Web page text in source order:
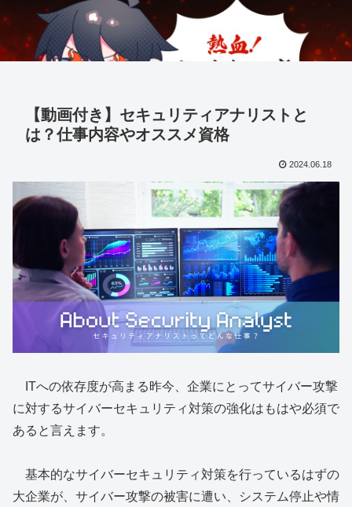
【動画付き】セキュリティアナリストと
は？仕事内容やオススメ資格
2024.06.18
ITへの依存度が高まる昨今、企業にとってサイバー攻撃
に対するサイバーセキュリティ対策の強化はもはや必須で
あると言えます。
基本的なサイバーセキュリティ対策を行っているはずの
大企業が、サイバー攻撃の被害に遭い、システム停止や情